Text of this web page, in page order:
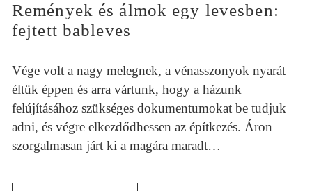
Remények és álmok egy levesben:
fejtett bableves
Vége volt a nagy melegnek, a vénasszonyok nyarát
éltük éppen és arra vártunk, hogy a házunk
felújításához szükséges dokumentumokat be tudjuk
adni, és végre elkezdődhessen az építkezés. Áron
szorgalmasan járt ki a magára maradt…